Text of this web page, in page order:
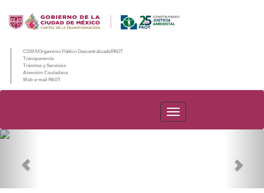
CDMX/Organismo Público Descentralizado/PAOT
Transparencia
Trámites y Servicios
Atención Ciudadana
Web e-mail PAOT
PAOT